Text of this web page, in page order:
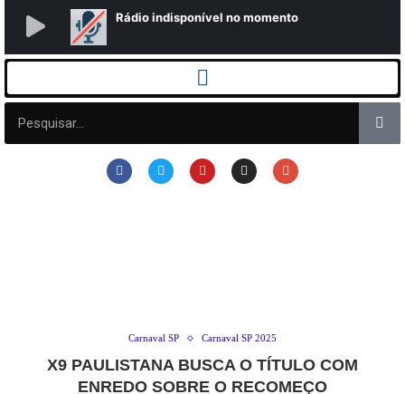
Carnaval SP Carnaval SP 2025
X9 PAULISTANA BUSCA O TÍTULO COM
ENREDO SOBRE O RECOMEÇO